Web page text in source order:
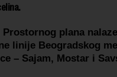
Prostornog plana
linije Beogradskog
– Sajam, Mostar i